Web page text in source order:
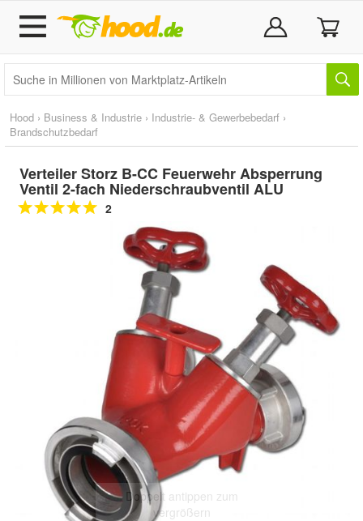
Hood › Business & Industrie › Industrie- & Gewerbebedarf ›
Brandschutzbedarf
Verteiler Storz B-CC Feuerwehr Absperrung
Ventil 2-fach Niederschraubventil ALU
2
Doppelt antippen zum
vergrößern